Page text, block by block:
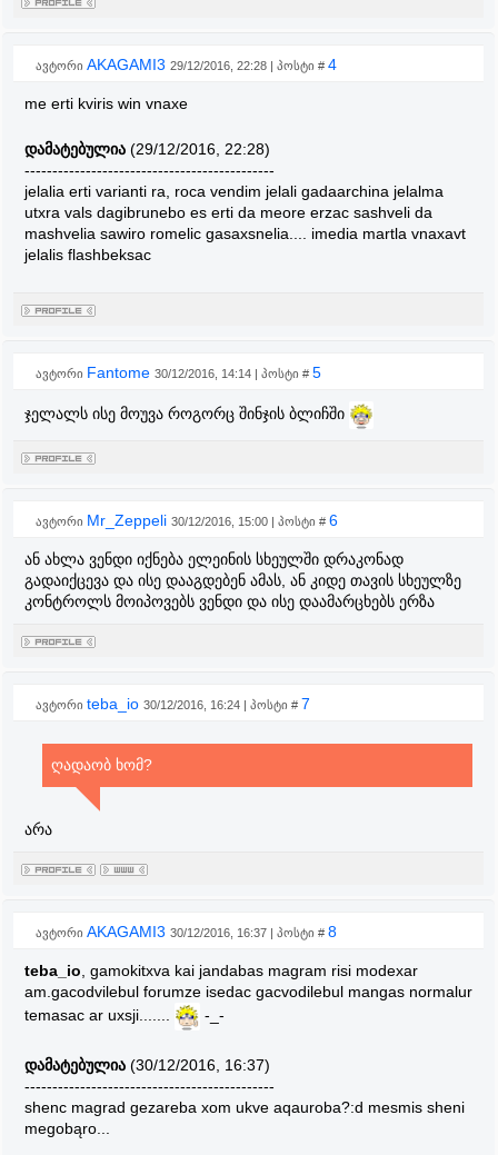
ავტორი AKAGAMI3 29/12/2016, 22:28 | პოსტი # 4
me erti kviris win vnaxe
დამატებულია (29/12/2016, 22:28)
---------------------------------------------
jelalia erti varianti ra, roca vendim jelali gadaarchina jelalma
utxra vals dagibrunebo es erti da meore erzac sashveli da
mashvelia sawiro romelic gasaxsnelia.... imedia martla vnaxavt
jelаlis flashbeksac
ავტორი Fantome 30/12/2016, 14:14 | პოსტი # 5
ჯელალს ისე მოუვა როგორც შინჯის ბლიჩში
ავტორი Mr_Zeppeli 30/12/2016, 15:00 | პოსტი # 6
ან ახლა ვენდი იქნება ელეინის სხეულში დრაკონად
გადაიქცევა და ისე დააგდებენ ამას, ან კიდე თავის სხეულზე
კონტროლს მოიპოვებს ვენდი და ისე დაამარცხებს ერზა
ავტორი teba_io 30/12/2016, 16:24 | პოსტი # 7
ღადაობ ხომ?
არა
ავტორი AKAGAMI3 30/12/2016, 16:37 | პოსტი # 8
teba_io , gamokitxva kai jandabas magram risi modexar
am.gacodvilebul forumze isedac gacvodilebul mangas normalur
temasac ar uxsji.......
-_-
დამატებულია (30/12/2016, 16:37)
---------------------------------------------
shenc magrad gezareba xom ukve aqauroba?:d mesmis sheni
megobąro...